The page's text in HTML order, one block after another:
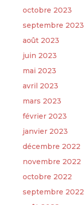
octobre 2023
septembre 2023
août 2023
juin 2023
mai 2023
avril 2023
mars 2023
février 2023
janvier 2023
décembre 2022
novembre 2022
octobre 2022
septembre 2022